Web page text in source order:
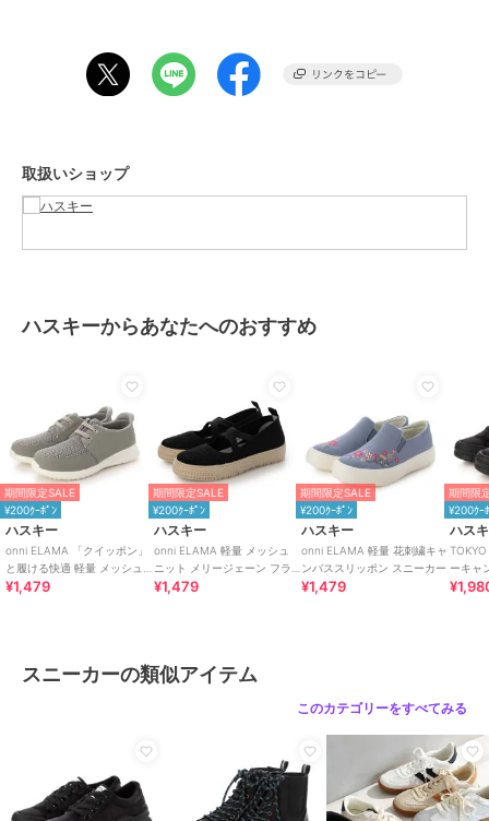
ブランド ハスキー
EVA
取扱いショップ
ハスキーからあなたへのおすすめ
期間限定SALE
¥200ｸｰﾎﾟﾝ
ハスキー
onni ELAMA 「クイッポン」
と履ける快適 軽量 メッシュ
レースアップカジュアルスニ
¥1,479
期間限定SALE
¥200ｸｰﾎﾟﾝ
ハスキー
onni ELAMA 軽量 メッシュ
ニット メリージェーン フラ
ットシューズ
¥1,479
期間限定SALE
¥200ｸｰﾎﾟﾝ
ハスキー
onni ELAMA 軽量 花刺繍キャ
ンバススリッポン スニーカー
¥1,479
期間限
¥200ｸｰ
ハス
ーキャ
ムソー
スニーカーの類似アイテム
このカテゴリーをすべてみる